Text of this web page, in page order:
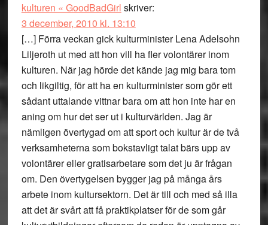
kulturen « GoodBadGirl skriver:
3 december, 2010 kl. 13:10
[…] Förra veckan gick kulturminister Lena Adelsohn
Liljeroth ut med att hon vill ha fler volontärer inom
kulturen. När jag hörde det kände jag mig bara tom
och likgiltig, för att ha en kulturminister som gör ett
sådant uttalande vittnar bara om att hon inte har en
aning om hur det ser ut i kulturvärlden. Jag är
nämligen övertygad om att sport och kultur är de två
verksamheterna som bokstavligt talat bärs upp av
volontärer eller gratisarbetare som det ju är frågan
om. Den övertygelsen bygger jag på många års
arbete inom kultursektorn. Det är till och med så illa
att det är svårt att få praktikplatser för de som går